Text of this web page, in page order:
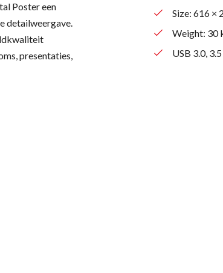
Poster een
detailweergave.
presentaties,
Size: 616 ×
Weight: 30
USB 3.0,